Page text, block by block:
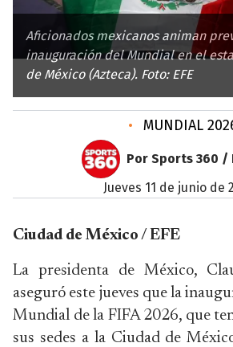
Aficionados mexicanos animan
inauguración del Mundial en el
de México (Azteca). Foto: EFE
• MUNDIAL
Por Sports 360 /
jueves 11 de junio de
Ciudad de México / EFE
La presidenta de México,
aseguró este jueves que la
Mundial de la FIFA 2026, que
sus sedes a la Ciudad de